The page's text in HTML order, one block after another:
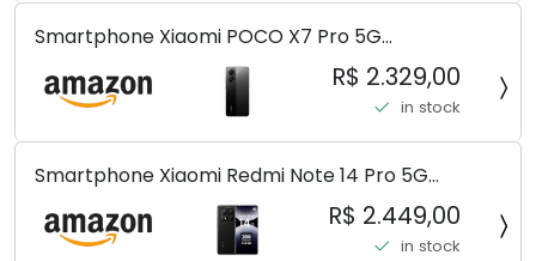
Smartphone Xiaomi POCO X7 Pro 5G
8+256GB/12+256GB/12+512GB
R$ 2.329,00
in stock
Smartphone Xiaomi Redmi Note 14 Pro 5G
Midnight Black (Preto) 12GB RAM 512GB ROM NFC
[ 24090RA29G ]
R$ 2.449,00
in stock